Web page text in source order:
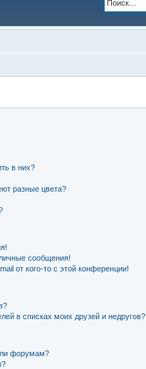
в них?
разные цвета?
сообщения!
от кого-то с этой конференции!
в списках моих друзей и недругов?
форумам?